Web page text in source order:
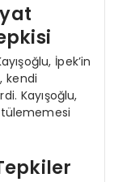
İpek’in
kendi
Kayışoğlu,